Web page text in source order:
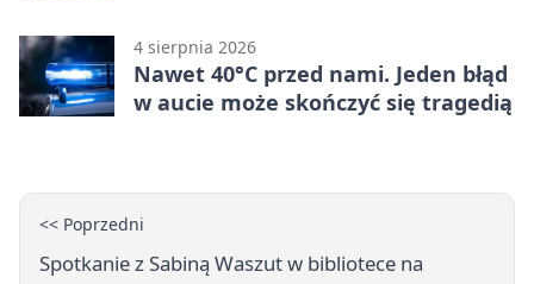
4 sierpnia 2026
Nawet 40°C przed nami. Jeden błąd
w aucie może skończyć się tragedią
<< Poprzedni
Spotkanie z Sabiną Waszut w bibliotece na